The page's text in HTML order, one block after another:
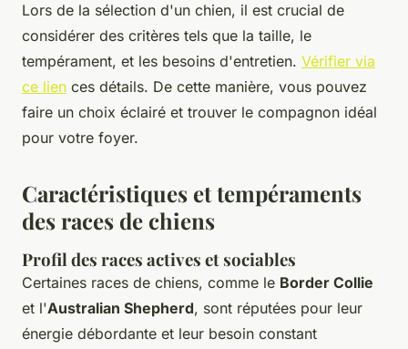
Lors de la sélection d'un chien, il est crucial de
considérer des critères tels que la taille, le
tempérament, et les besoins d'entretien. Vérifier via
ce lien ces détails. De cette manière, vous pouvez
faire un choix éclairé et trouver le compagnon idéal
pour votre foyer.
Caractéristiques et tempéraments
des races de chiens
Profil des races actives et sociables
Certaines races de chiens, comme le Border Collie
et l'Australian Shepherd, sont réputées pour leur
énergie débordante et leur besoin constant